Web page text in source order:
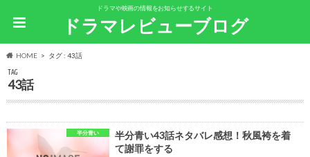
ドラマや映画の情報をお知らせするサイト
ドラマレビューブログ
HOME タグ : 43話
TAG
43話
半分青い
半分青い43話ネタバレ感想！秋風袴を着
て謝罪をする